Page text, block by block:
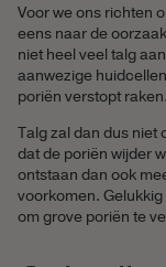
Voor we ons richten
eens naar de
niet heel veel talg
aanwezige
poriën verstopt raken.
Talg zal dan dus niet
dat de poriën wijder
ontstaan dan ook
voorkomen.
om grove poriën te